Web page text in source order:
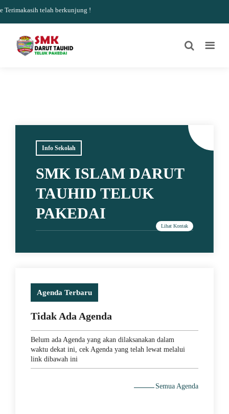
telah berkunjung !
Info Sekolah
SMK ISLAM DARUT
TAUHID TELUK
PAKEDAI
Agenda Terbaru
Tidak Ada Agenda
Belum ada Agenda yang akan dilaksanakan dalam
waktu dekat ini, cek Agenda yang telah lewat melalui
link dibawah ini
Semua Agenda